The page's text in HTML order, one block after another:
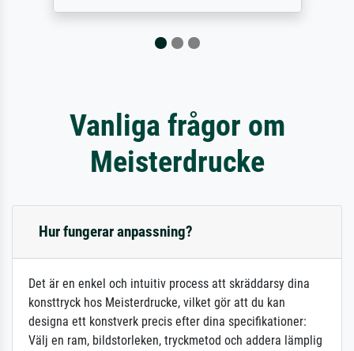
Vanliga frågor om
Meisterdrucke
Hur fungerar anpassning?
Det är en enkel och intuitiv process att skräddarsy dina
konsttryck hos Meisterdrucke, vilket gör att du kan
designa ett konstverk precis efter dina specifikationer:
Välj en ram, bildstorleken, tryckmetod och addera lämplig